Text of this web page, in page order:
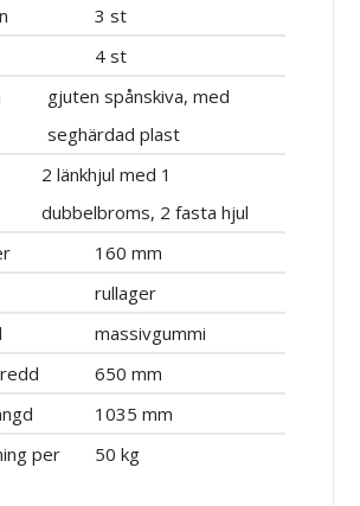
3 st
4 st
gjuten spånskiva, med
seghärdad plast
2 länkhjul med 1
dubbelbroms, 2 fasta hjul
160 mm
rullager
massivgummi
650 mm
1035 mm
per
50 kg